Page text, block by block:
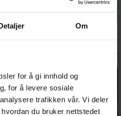
Om
for å gi innhold og
for å levere sosiale
trafikken vår. Vi deler
du bruker nettstedet
Partners
Legg i
Oogachakka
Antall på
17
Legg i handlekurven
Legg i